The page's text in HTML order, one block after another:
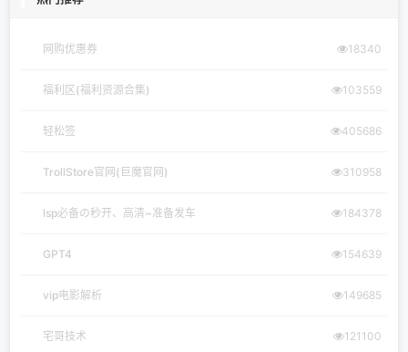
网购优惠券 18340
福利区(福利资源合集) 103559
轻松签 405686
TrollStore官网(巨魔官网) 310958
lsp必备の秒开、高清~准备发车 184378
GPT4 154639
vip电影解析 149685
宅哥技术 121100